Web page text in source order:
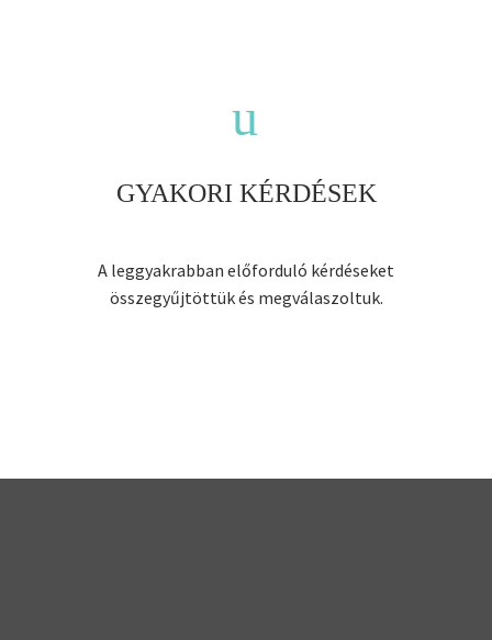
u
u
GYAKORI KÉRDÉSEK
A leggyakrabban előforduló kérdéseket
összegyűjtöttük és megválaszoltuk.